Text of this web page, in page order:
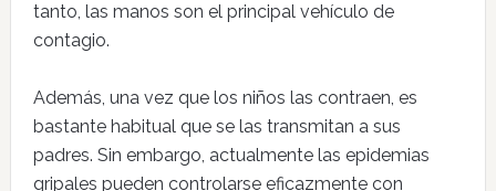
tanto, las manos son el principal vehículo de
contagio.
Además, una vez que los niños las contraen, es
bastante habitual que se las transmitan a sus
padres. Sin embargo, actualmente las epidemias
gripales pueden controlarse eficazmente con